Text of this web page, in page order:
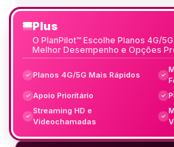
Plus
O PlanPilot™ Escolhe Planos 4G/
Melhor Desempenho e Opções
✓ Planos 4G/5G Mais Rápidos ✓
✓ Apoio Prioritário ✓
✓
Streaming HD e
Videochamadas
✓